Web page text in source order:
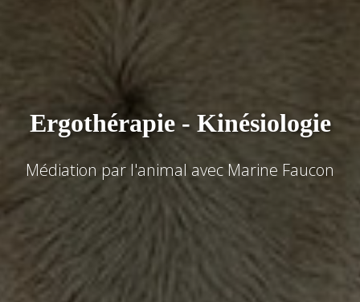
Ergothérapie - Kinésiologie
Médiation par l'animal avec Marine Faucon